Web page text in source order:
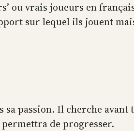
ou vrais joueurs en
sur lequel ils jouent
sa passion. Il cherche
de progresser.